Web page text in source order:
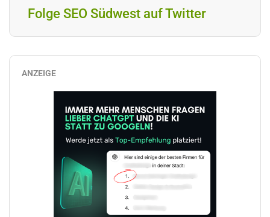
Folge SEO Südwest auf Twitter
ANZEIGE